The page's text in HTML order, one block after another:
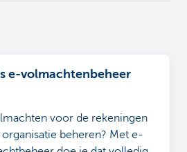
e-volmachtenbeheer
voor de rekeningen
organisatie beheren? Met e-